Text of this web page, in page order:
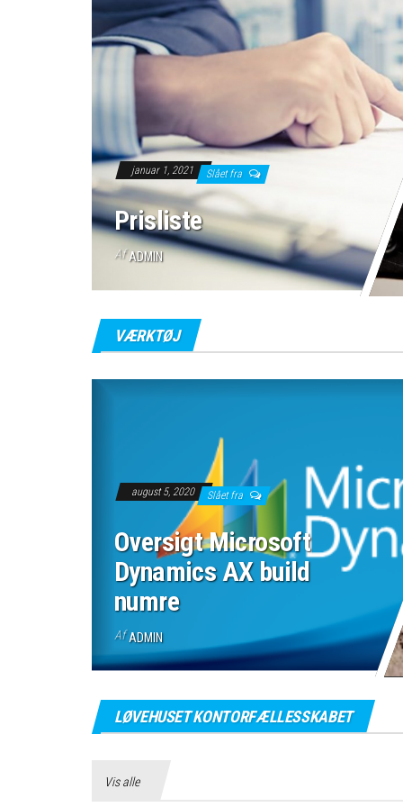
januar 1, 2021 Slået fra
Prisliste
Af ADMIN
VÆRKTØJ
august 5, 2020 Slået fra
Oversigt Microsoft
Dynamics AX build
numre
Af ADMIN
LØVEHUSET KONTORFÆLLESSKABET
Vis alle